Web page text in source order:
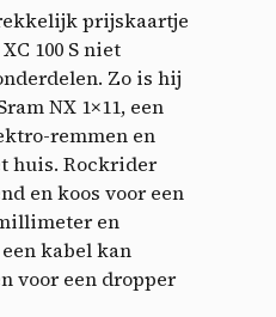
prijskaartje
100 S niet
Zo is hij
NX 1×11, een
remmen en
huis. Rockrider
en koos voor een
en
kabel kan
voor een dropper